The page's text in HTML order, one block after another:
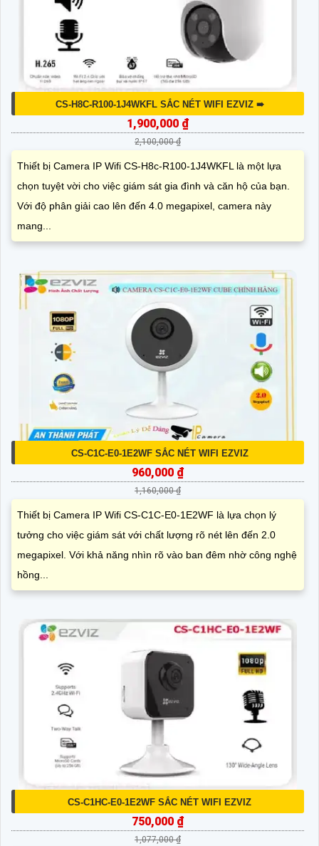
CS-H8C-R100-1J4WKFL SẮC NÉT WIFI EZVIZ ➠
1,900,000 ₫
2,100,000 ₫
Thiết bị Camera IP Wifi CS-H8c-R100-1J4WKFL là một lựa
chọn tuyệt vời cho việc giám sát gia đình và căn hộ của bạn.
Với độ phân giải cao lên đến 4.0 megapixel, camera này
mang...
CS-C1C-E0-1E2WF SẮC NÉT WIFI EZVIZ
960,000 ₫
1,160,000 ₫
Thiết bị Camera IP Wifi CS-C1C-E0-1E2WF là lựa chọn lý
tưởng cho việc giám sát với chất lượng rõ nét lên đến 2.0
megapixel. Với khả năng nhìn rõ vào ban đêm nhờ công nghệ
hồng...
CS-C1HC-E0-1E2WF SẮC NÉT WIFI EZVIZ
750,000 ₫
1,077,000 ₫